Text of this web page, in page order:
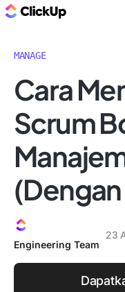
MANAGE
Cara
Scrum
Engineering Team
23